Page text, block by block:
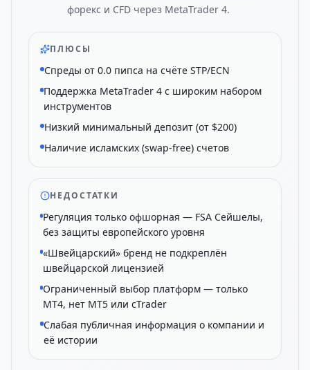
форекс и CFD через MetaTrader 4.
ПЛЮСЫ
Спреды от 0.0 пипса на счёте STP/ECN
Поддержка MetaTrader 4 с широким набором
инструментов
Низкий минимальный депозит (от $200)
Наличие исламских (swap-free) счетов
НЕДОСТАТКИ
Регуляция только офшорная — FSA Сейшелы,
без защиты европейского уровня
«Швейцарский» бренд не подкреплён
швейцарской лицензией
Ограниченный выбор платформ — только
MT4, нет MT5 или cTrader
Слабая публичная информация о компании и
её истории